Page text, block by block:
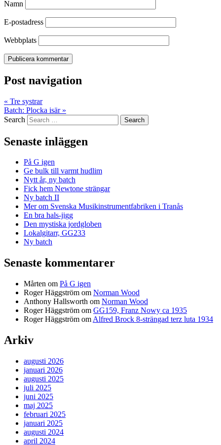
Namn
E-postadress
Webbplats
Post navigation
« Tre systrar
Batch: Plocka isär »
Search
Senaste inläggen
På G igen
Ge bulk till varmt hudlim
Nytt år, ny batch
Fick hem Newtone strängar
Ny batch II
Mer om Svenska Musikinstrumentfabriken i Tranås
En bra hals-jigg
Den mystiska jordgloben
Lokalgitarr, GG233
Ny batch
Senaste kommentarer
Mårten om På G igen
Roger Häggström om Norman Wood
Anthony Hallsworth om Norman Wood
Roger Häggström om GG159, Franz Nowy ca 1935
Roger Häggström om Alfred Brock 8-strängad terz luta 1934
Arkiv
augusti 2026
januari 2026
augusti 2025
juli 2025
juni 2025
maj 2025
februari 2025
januari 2025
augusti 2024
april 2024